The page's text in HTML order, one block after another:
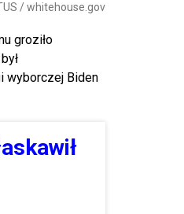
/ whitehouse.gov
groziło
wyborczej Biden